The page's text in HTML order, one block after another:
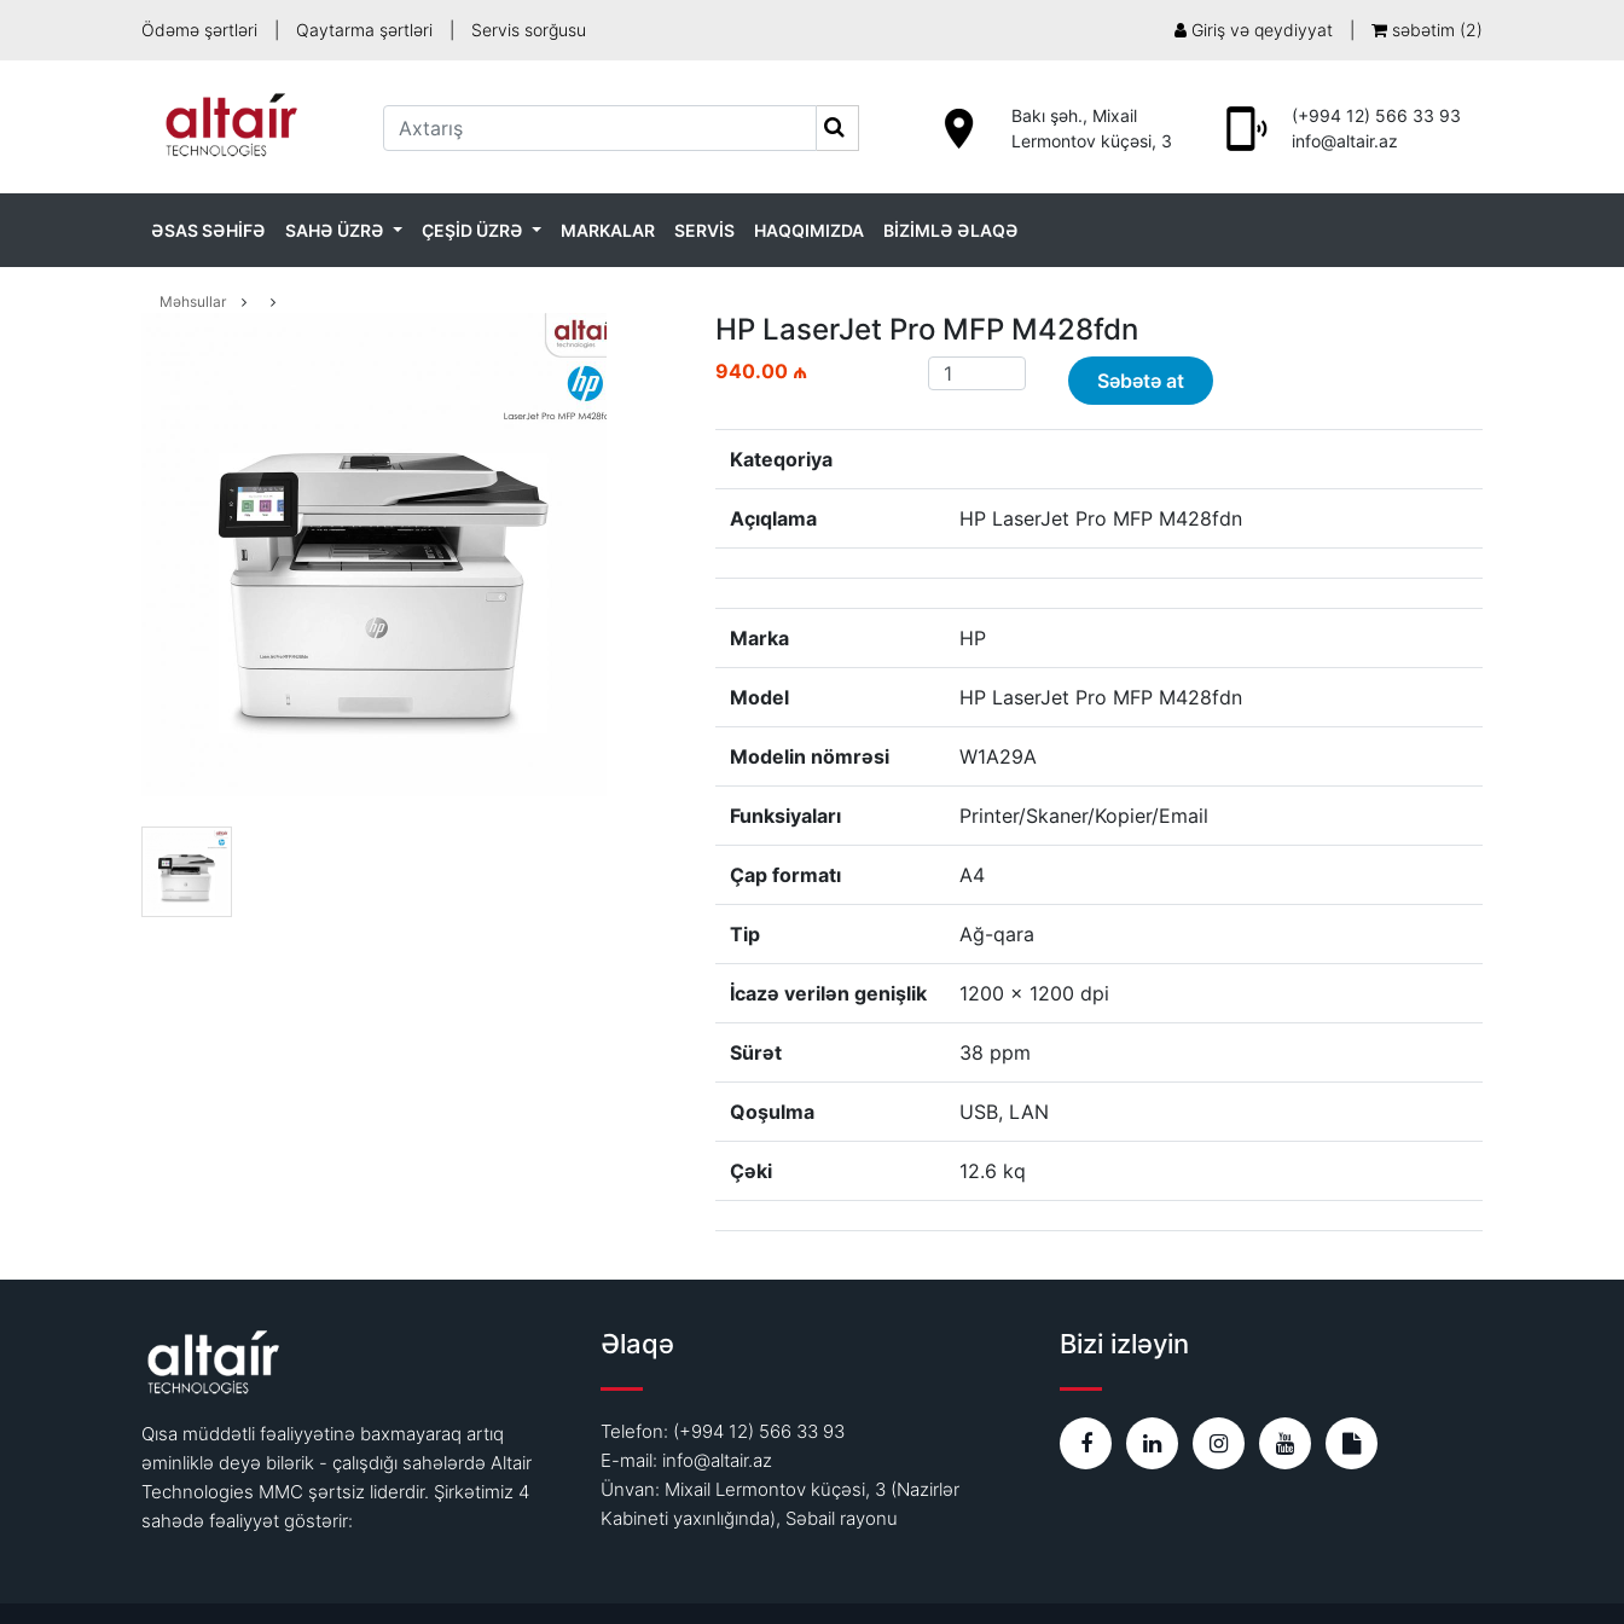
Ödəmə şərtləri Qaytarma şərtləri Servis sorğusu Giriş və qeydiyyat səbətim (2)
Bakı şəh., Mixail
Lermontov küçəsi, 3
(+994 12) 566 33 93
info@altair.az
ƏSAS SƏHİFƏ SAHƏ ÜZRƏ ÇEŞİD ÜZRƏ MARKALAR SERVİS HAQQIMIZDA BİZİMLƏ ƏLAQƏ
Məhsullar
HP LaserJet Pro MFP M428fdn
940.00 ₼ Səbətə at
Kateqoriya
Açıqlama HP LaserJet Pro MFP M428fdn
Marka HP
Model HP LaserJet Pro MFP M428fdn
Modelin nömrəsi W1A29A
Funksiyaları Printer/Skaner/Kopier/Email
Çap formatı A4
Tip Ağ-qara
İcazə verilən genişlik 1200 x 1200 dpi
Sürət 38 ppm
Qoşulma USB, LAN
Çəki 12.6 kq
Qısa müddətli fəaliyyətinə baxmayaraq artıq
əminliklə deyə bilərik - çalışdığı sahələrdə Altair
Technologies MMC şərtsiz liderdir. Şirkətimiz 4
sahədə fəaliyyət göstərir:
Əlaqə
Telefon: (+994 12) 566 33 93
E-mail: info@altair.az
Ünvan: Mixail Lermontov küçəsi, 3 (Nazirlər
Kabineti yaxınlığında), Səbail rayonu
Bizi izləyin